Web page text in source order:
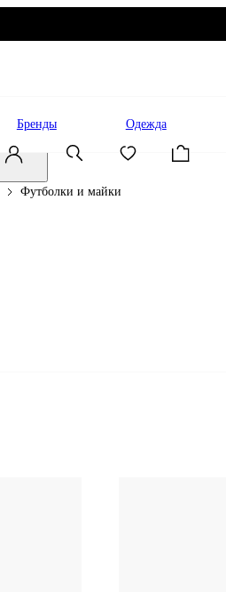
Бренды Одежда
Футболки и майки